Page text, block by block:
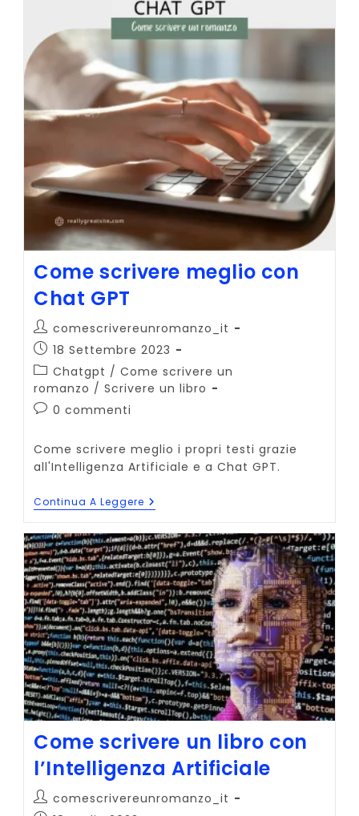
Come scrivere meglio con
Chat GPT
Autore
dell'articolo:
comescrivereunromanzo_it
Articolo
pubblicato:
18 Settembre 2023
Categoria
dell'articolo:
Chatgpt / Come scrivere un
romanzo / Scrivere un libro
Commenti
0 commenti
Come scrivere meglio i propri testi grazie
all'Intelligenza Artificiale e a Chat GPT.
Continua A Leggere Come
Scrivere
Con
Chat
GPT
Come scrivere un libro con
l’Intelligenza Artificiale
Autorecomescrivereunromanzo_it